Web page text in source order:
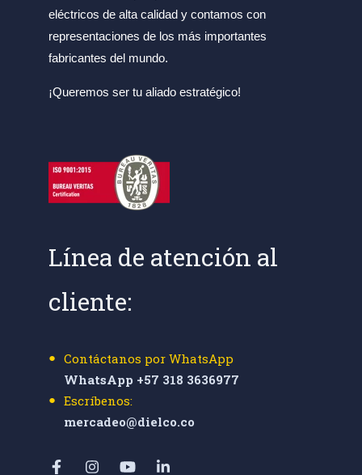
eléctricos de alta calidad y contamos con
representaciones de los más importantes
fabricantes del mundo.
¡Queremos ser tu aliado estratégico!
Línea de atención al
cliente:
Contáctanos por WhatsApp
WhatsApp +57 318 3636977
Escríbenos:
mercadeo@dielco.co